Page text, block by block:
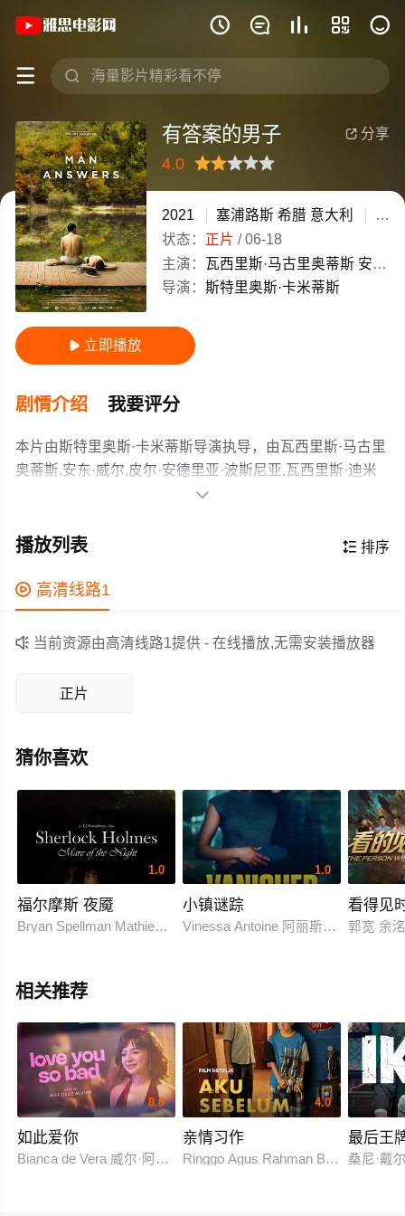
    
 
《有答案的男子》(2021)塞浦路斯 / 希
 分享
有答案的男子
4.0
很差较差
还行推荐力荐
2021 塞浦路斯 希腊 意大利
剧情
状态： 正片 /06-18
主演： 瓦西里斯·马古里奥蒂斯 安东·威尔
导演： 斯特里奥斯·卡米蒂斯
 立即播放
剧情介绍 我要评分
本片由斯特里奥斯·卡米蒂斯导演执导，由瓦西里斯·马古里
奥蒂斯,安东·威尔,皮尔·安德里亚·波斯尼亚,瓦西里斯·迪米
特鲁利亚,里尼奥·德拉崎,罗尼·恩维,斯特拉·热罗尼,安东尼·
洛鲁索,索佐罗斯·米霍普洛斯,马克·皮斯托诺,艾丽莎·普林西
广大剧情片爱好者和观众们都期待不已。
他决定开车去往德国，开始一段公路旅行。在前往意大利
斯，二人相互吸引，越走越近。在驱车北上的过程中，马
蒂亚斯逼迫维克多走出舒适区，二人因此发生激烈的冲
突。当旅行临近结束，他们各自的问题是否能找到答案？
作为一部 上映的剧情电影，在当期同类题材影片中具有一
定的看点，在演员表现和剧情架构上也都有不错的亮点，
剧情紧凑，角色塑造鲜明，适合喜欢剧情类电影的观众观

 排序
播放列表
 高清线路1
 当前资源由高清线路1提供 - 在线播放,无需安装播放器
正片
猜你喜欢
1.0
福尔摩斯 夜魇
Bryan Spellman Mathieu Caviness Raven Heart Richard Nash
1.0
小镇谜踪
Vinessa Antoine 阿丽斯塔·阿欣 莫
看得见
郭宽 余
相关推荐
8.0
如此爱你
Bianca de Vera 威尔·阿什利·德莱昂
4.0
亲情习作
Ringgo Agus Rahman Bima Sena
最后王
桑尼·戴